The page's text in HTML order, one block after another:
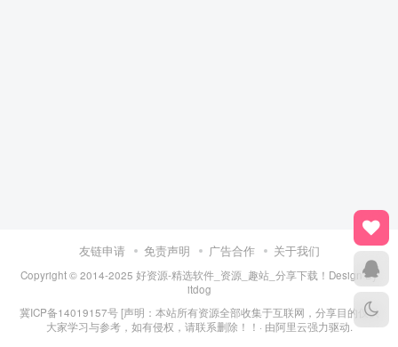
友链申请 免责声明 广告合作 关于我们
Copyright © 2014-2025 好资源-精选软件_资源_趣站_分享下载！Design By
itdog
冀ICP备14019157号[声明：本站所有资源全部收集于互联网，分享目的仅供
大家学习与参考，如有侵权，请联系删除！！· 由阿里云强力驱动.